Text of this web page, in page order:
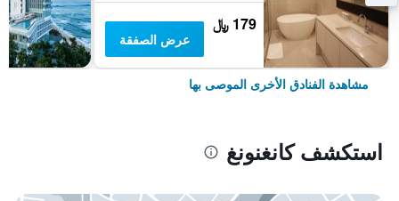
179 ﷼
عرض الصفقة
مشاهدة الفنادق الأخرى الموصى بها
استكشف كانغنونغ